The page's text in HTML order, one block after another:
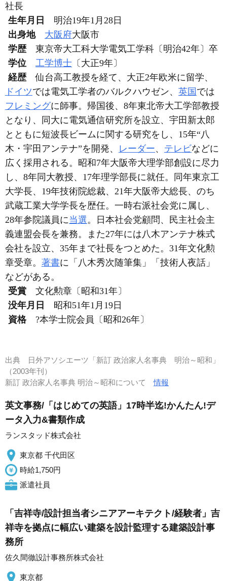
社長
生年月日
明治19年1月28日
出身地
大阪府大阪市
学歴
東京帝大工科大学電気工学科〔明治42年〕卒
学位
工学博士 〔大正9年〕
経歴
仙台高工教授を経て、大正2年欧米に留学、
ドイツでは電気工学者のバルクハウゼン、 英国 では
フレミングに師事。帰国後、8年東北帝大工学部教授
となり、同大に電気通信研究所を設立、宇田新太郎
とともに短波長ビームに関する研究をし、15年“八
木・宇田アンテナ”を開発、 レーダー、 テレビなどに
広く採用される。昭和7年大阪帝大理学部創設に尽力
し、8年同大教授、17年理学部長に就任。同年東京工
大学長、19年技術院総裁、21年大阪帝大総長、のち
武蔵工業大学学長を歴任。一時右派社会党に属し、
28年参院議員に当選 。日本社会党顧問、民主社会主
義連盟会長を兼務。また27年には八木アンテナ株式
会社を設立、35年まで社長をつとめた。31年文化勲
章受章。 著書に「八木秀次随筆集」「技術人夜話」
などがある。
受賞
文化勲章〔昭和31年〕
没年月日
昭和51年1月19日
資格
?本学士院会員〔昭和26年〕
出典
日外アソシエーツ「新訂 政治家人名事典 明治～昭和」
（2003年刊）
新訂 政治家人名事典 明治～昭和について情報
英文事務/「はじめての英語」17時半迄!かんたん!デ
ータ入力&書類作成
ランスタッド株式会社
東京都 千代田区
時給1,750円
派遣社員
「吉祥寺/設計担当者シニアアーキテクト/経験者」吉
祥寺を拠点に幅広い建築を設計監理する建築設計事
務所
佐久間徹設計事務所株式会社
東京都